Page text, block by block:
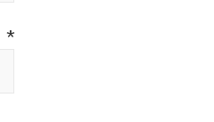
*